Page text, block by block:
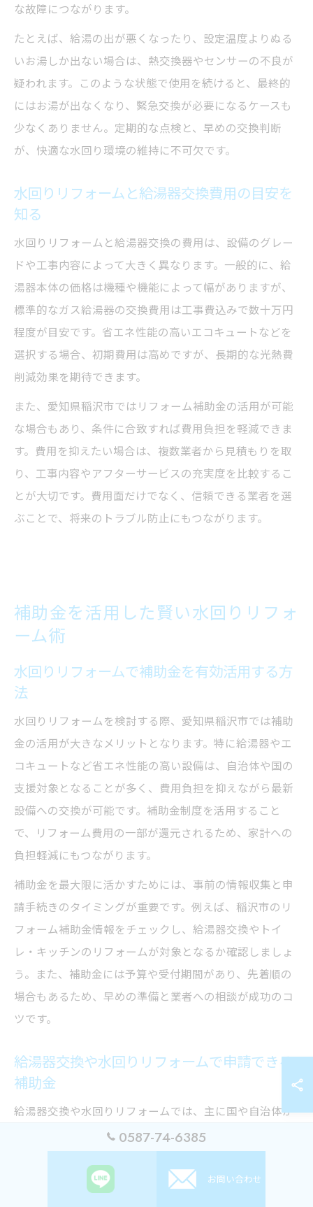
な故障につながります。
たとえば、給湯の出が悪くなったり、設定温度よりぬる
いお湯しか出ない場合は、熱交換器やセンサーの不良が
疑われます。このような状態で使用を続けると、最終的
にはお湯が出なくなり、緊急交換が必要になるケースも
少なくありません。定期的な点検と、早めの交換判断
が、快適な水回り環境の維持に不可欠です。
水回りリフォームと給湯器交換費用の目安を
知る
水回りリフォームと給湯器交換の費用は、設備のグレー
ドや工事内容によって大きく異なります。一般的に、給
湯器本体の価格は機種や機能によって幅がありますが、
標準的なガス給湯器の交換費用は工事費込みで数十万円
程度が目安です。省エネ性能の高いエコキュートなどを
選択する場合、初期費用は高めですが、長期的な光熱費
削減効果を期待できます。
また、愛知県稲沢市ではリフォーム補助金の活用が可能
な場合もあり、条件に合致すれば費用負担を軽減できま
す。費用を抑えたい場合は、複数業者から見積もりを取
り、工事内容やアフターサービスの充実度を比較するこ
とが大切です。費用面だけでなく、信頼できる業者を選
ぶことで、将来のトラブル防止にもつながります。
補助金を活用した賢い水回りリフォ
ーム術
水回りリフォームで補助金を有効活用する方
法
水回りリフォームを検討する際、愛知県稲沢市では補助
金の活用が大きなメリットとなります。特に給湯器やエ
コキュートなど省エネ性能の高い設備は、自治体や国の
支援対象となることが多く、費用負担を抑えながら最新
設備への交換が可能です。補助金制度を活用すること
で、リフォーム費用の一部が還元されるため、家計への
負担軽減にもつながります。
補助金を最大限に活かすためには、事前の情報収集と申
請手続きのタイミングが重要です。例えば、稲沢市のリ
フォーム補助金情報をチェックし、給湯器交換やトイ
レ・キッチンのリフォームが対象となるか確認しましょ
う。また、補助金には予算や受付期間があり、先着順の
場合もあるため、早めの準備と業者への相談が成功のコ
ツです。
給湯器交換や水回りリフォームで申請できる
補助金
給湯器交換や水回りリフォームでは、主に国や自治体が
実施する省エネ機器導入補助金、バリアフリー化支援金
などが活用できます。エコキュートや高効率ガス給湯器
の設置は、補助金の代表的な対象です。特に愛知県稲沢
0587-74-6385
お問い合わせ